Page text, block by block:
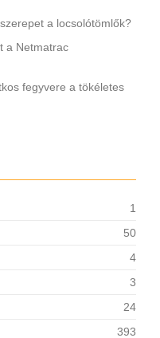
a locsolótömlők?
a Netmatrac
fegyvere a tökéletes
1
50
4
3
24
393